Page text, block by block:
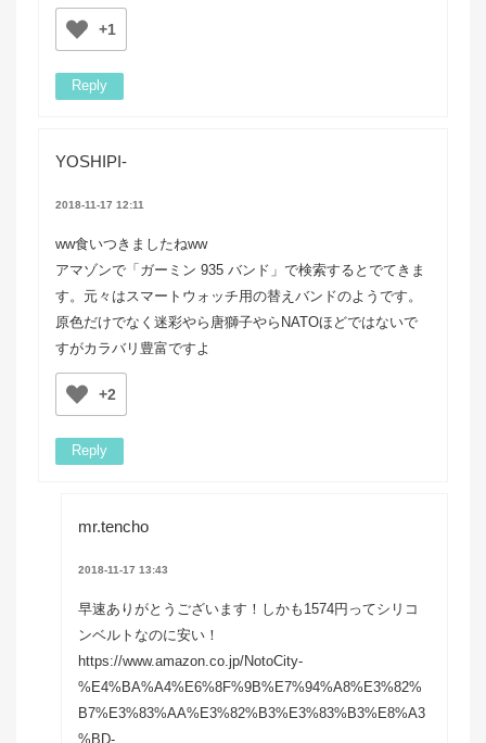
+1
Reply
YOSHIPI-
2018-11-17 12:11
ww食いつきましたねww
アマゾンで「ガーミン 935 バンド」で検索するとでてきま
す。元々はスマートウォッチ用の替えバンドのようです。
原色だけでなく迷彩やら唐獅子やらNATOほどではないで
すがカラバリ豊富ですよ
+2
Reply
mr.tencho
2018-11-17 13:43
早速ありがとうございます！しかも1574円ってシリコ
ンベルトなのに安い！
https://www.amazon.co.jp/NotoCity-
%E4%BA%A4%E6%8F%9B%E7%94%A8%E3%82%
B7%E3%83%AA%E3%82%B3%E3%83%B3%E8%A3
%BD-